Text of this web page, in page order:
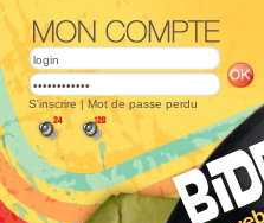
S'inscrire | Mot de passe perdu